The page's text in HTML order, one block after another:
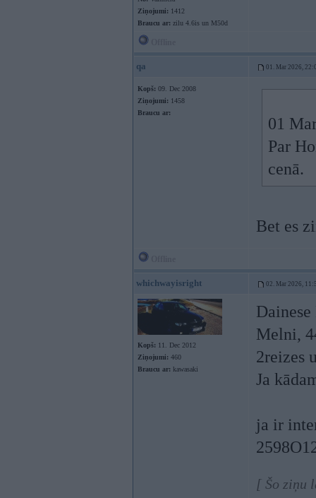
Ziņojumi: 1412
Braucu ar: zilu 4.6is un M50d
qa 01. Mar 2026,
Kopš: 09. Dec 2008
Ziņojumi: 1458
Braucu ar:
01
Par
cenā.
Bet es
whichwayisright 02. Mar 2026,
Kopš: 11. Dec 2012
Ziņojumi: 460
Braucu ar: kawasaki
Melni,
2reizes
Ja
ja ir
[ Šo ziņu